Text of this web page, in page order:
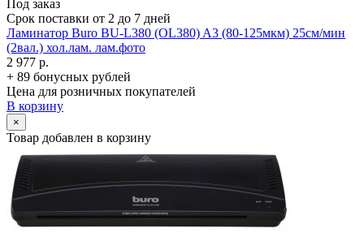
Под заказ
Срок поставки от 2 до 7 дней
Ламинатор Buro BU-L380 (OL380) A3 (80-125мкм) 25см/­мин
(2вал.) хол.лам. лам.фото
2 977 р.
+ 89 бонусных рублей
Цена для розничных покупателей
В корзину
×
Товар добавлен в корзину